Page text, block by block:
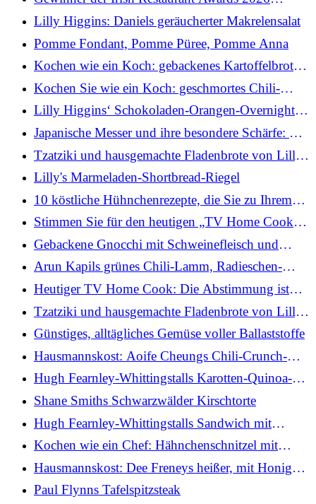
bekannt gegeben
Lilly Higgins: Daniels geräucherter Makrelensalat
Pomme Fondant, Pomme Püree, Pomme Anna
Kochen wie ein Koch: gebackenes Kartoffelbrot
mit Sauerrahm und Schnittlauch
Kochen Sie wie ein Koch: geschmortes Chili-
Rindfleisch und Bratkartoffeln mit Taco-Sauce
Lilly Higgins‘ Schokoladen-Orangen-Overnight-
Oats
Japanische Messer und ihre besondere Schärfe: was
sie so einzigartig macht
Tzatziki und hausgemachte Fladenbrote von Lilly
Higgins
Lilly's Marmeladen-Shortbread-Riegel
10 köstliche Hühnchenrezepte, die Sie zu Ihrem
wöchentlichen Abendessenplan hinzufügen
können
Stimmen Sie für den heutigen „TV Home Cook“
ab
Gebackene Gnocchi mit Schweinefleisch und
Butternusskürbis von Rosaria Manchese
Arun Kapils grünes Chili-Lamm, Radieschen-
Minz-Salat, gefrorene Gurke
Heutiger TV Home Cook: Die Abstimmung ist
jetzt eröffnet!
Tzatziki und hausgemachte Fladenbrote von Lilly
Higgins
Günstiges, alltägliches Gemüse voller Ballaststoffe
Hausmannskost: Aoife Cheungs Chili-Crunch-
Schweinebauch mit Miso-Auberginen und Gurken
Hugh Fearnley-Whittingstalls Karotten-Quinoa-
Salat mit Bändern
Shane Smiths Schwarzwälder Kirschtorte
Hugh Fearnley-Whittingstalls Sandwich mit
gebratenen Pilzen und Kimchi-Sauerteig
Kochen wie ein Chef: Hähnchenschnitzel mit
Spiegelei und Caesar-Salat
Hausmannskost: Dee Freneys heißer, mit Honig
glasierter Lachs
Paul Flynns Tafelspitzsteak